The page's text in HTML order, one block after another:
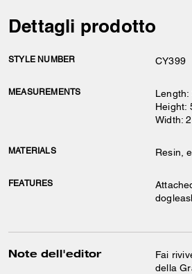
Dettagli prodotto
STYLE NUMBER CY399
MEASUREMENTS
Length:
Height:
Width:
MATERIALS Resin,
FEATURES
Note dell'editor
Fai
della